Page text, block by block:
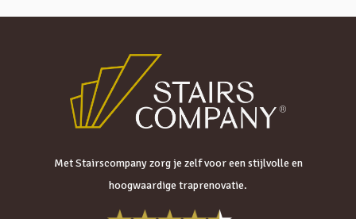
Met Stairscompany zorg je zelf voor een stijlvolle en
hoogwaardige traprenovatie.